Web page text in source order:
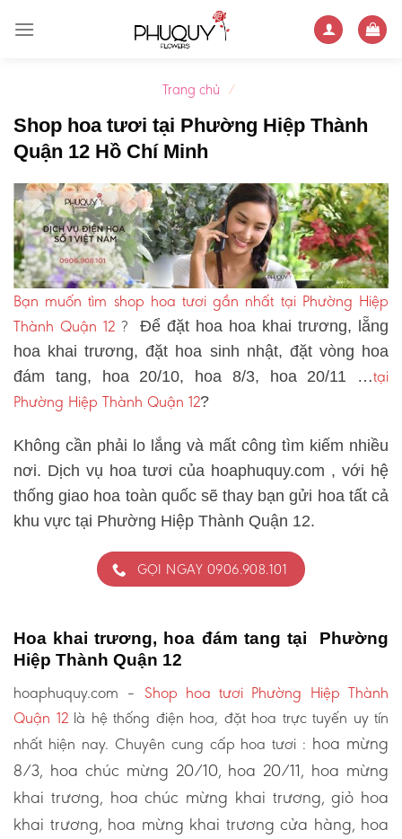
Trang chủ /
Shop hoa tươi tại Phường Hiệp Thành
Quận 12 Hồ Chí Minh
Bạn muốn tìm shop hoa tươi gần nhất tại Phường Hiệp
Thành Quận 12 ? Để đặt hoa hoa khai trương, lẵng
hoa khai trương, đặt hoa sinh nhật, đặt vòng hoa
đám tang, hoa 20/10, hoa 8/3, hoa 20/11 …tại
Phường Hiệp Thành Quận 12?
Không cần phải lo lắng và mất công tìm kiếm nhiều
nơi. Dịch vụ hoa tươi của hoaphuquy.com , với hệ
thống giao hoa toàn quốc sẽ thay bạn gửi hoa tất cả
khu vực tại Phường Hiệp Thành Quận 12.
GỌI NGAY 0906.908.101
Hoa khai trương, hoa đám tang tại Phường
Hiệp Thành Quận 12
hoaphuquy.com – Shop hoa tươi Phường Hiệp Thành
Quận 12là hệ thống điện hoa, đặt hoa trực tuyến uy tín
nhất hiện nay. Chuyên cung cấp hoa tươi : hoa mừng
8/3, hoa chúc mừng 20/10, hoa 20/11, hoa mừng
khai trương, hoa chúc mừng khai trương, giỏ hoa
khai trương, hoa mừng khai trương cửa hàng, hoa